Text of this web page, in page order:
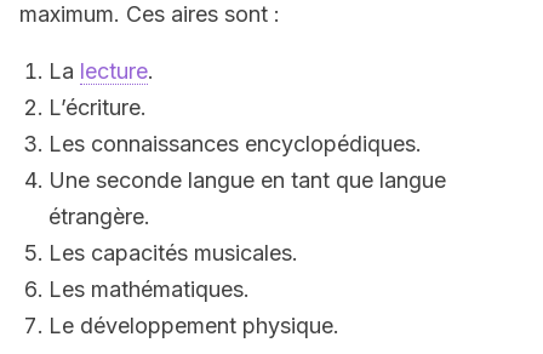
maximum. Ces aires sont :
La lecture.
L’écriture.
Les connaissances encyclopédiques.
Une seconde langue en tant que langue
étrangère.
Les capacités musicales.
Les mathématiques.
Le développement physique.